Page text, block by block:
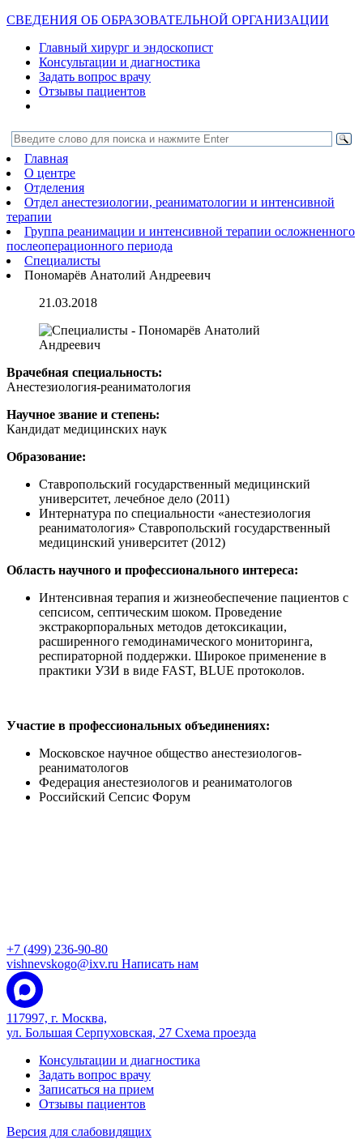
СВЕДЕНИЯ ОБ ОБРАЗОВАТЕЛЬНОЙ ОРГАНИЗАЦИИ
Главный хирург и эндоскопист
Консультации и диагностика
Задать вопрос врачу
Отзывы пациентов
Главная
О центре
Отделения
Отдел анестезиологии, реаниматологии и интенсивной
терапии
Группа реанимации и интенсивной терапии осложненного
послеоперационного периода
Специалисты
Пономарёв Анатолий Андреевич
21.03.2018
Врачебная специальность:
Анестезиология-реаниматология
Научное звание и степень:
Кандидат медицинских наук
Образование:
Ставропольский государственный медицинский
университет, лечебное дело (2011)
Интернатура по специальности «анестезиология
реаниматология» Ставропольский государственный
медицинский университет (2012)
Область научного и профессионального интереса:
Интенсивная терапия и жизнеобеспечение пациентов с
сепсисом, септическим шоком. Проведение
экстракорпоральных методов детоксикации,
расширенного гемодинамического мониторинга,
респираторной поддержки. Широкое применение в
практики УЗИ в виде FAST, BLUE протоколов.
Участие в профессиональных объединениях:
Московское научное общество анестезиологов-
реаниматологов
Федерация анестезиологов и реаниматологов
Российский Сепсис Форум
+7 (499) 236-90-80
vishnevskogo@ixv.ru Написать нам
117997, г. Москва,
ул. Большая Серпуховская, 27 Схема проезда
Консультации и диагностика
Задать вопрос врачу
Записаться на прием
Отзывы пациентов
Версия для слабовидящих